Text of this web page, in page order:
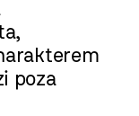
poza